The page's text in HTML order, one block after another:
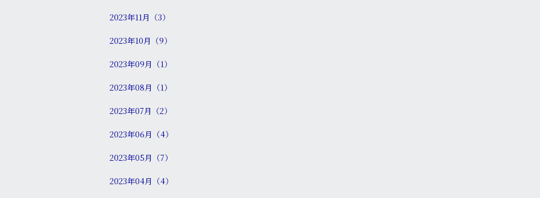
2023年11月（3）
2023年10月（9）
2023年09月（1）
2023年08月（1）
2023年07月（2）
2023年06月（4）
2023年05月（7）
2023年04月（4）